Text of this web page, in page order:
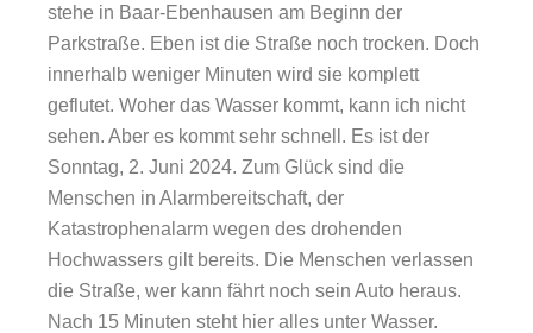
stehe in Baar-Ebenhausen am Beginn der
Parkstraße. Eben ist die Straße noch trocken. Doch
innerhalb weniger Minuten wird sie komplett
geflutet. Woher das Wasser kommt, kann ich nicht
sehen. Aber es kommt sehr schnell. Es ist der
Sonntag, 2. Juni 2024. Zum Glück sind die
Menschen in Alarmbereitschaft, der
Katastrophenalarm wegen des drohenden
Hochwassers gilt bereits. Die Menschen verlassen
die Straße, wer kann fährt noch sein Auto heraus.
Nach 15 Minuten steht hier alles unter Wasser.